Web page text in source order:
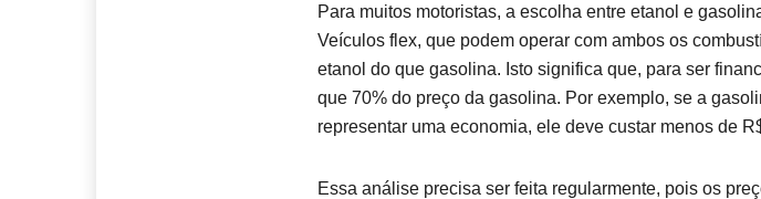
Para muitos motoristas, a escolha entre etanol e
Veículos flex, que podem operar com ambos os
etanol do que gasolina. Isto significa que, para ser
que 70% do preço da gasolina. Por exemplo, se a
representar uma economia, ele deve custar menos de
Essa análise precisa ser feita regularmente, pois os